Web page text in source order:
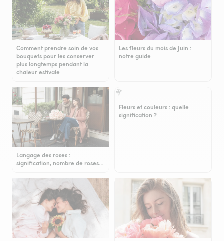
Comment prendre soin de vos
bouquets pour les conserver
plus longtemps pendant la
chaleur estivale
Les fleurs du mois de Juin :
notre guide
Langage des roses :
signification, nombre de roses…
Fleurs et couleurs : quelle
signification ?